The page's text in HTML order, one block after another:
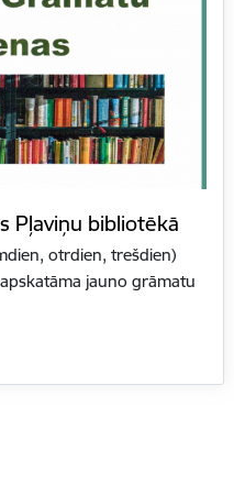
Pļaviņu bibliotēkā
otrdien, trešdien)
jauno grāmatu